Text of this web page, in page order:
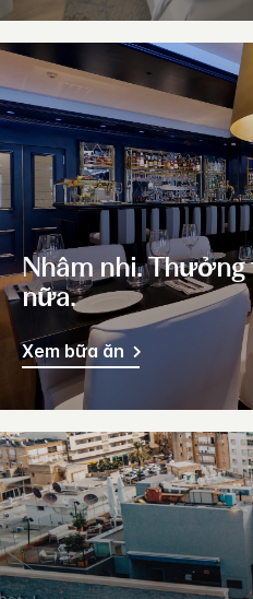
Nhâm nhi. Thưởng
nữa.
Xem bữa ăn